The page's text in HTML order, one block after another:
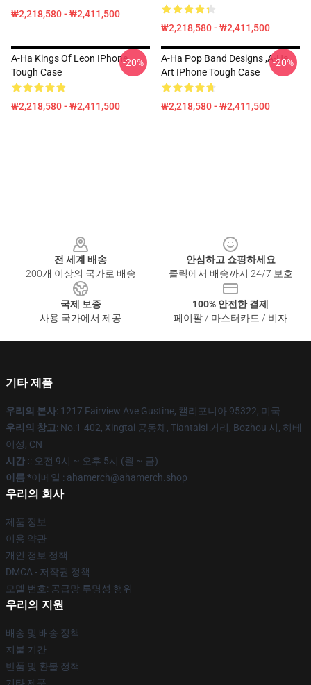
₩2,218,580 - ₩2,411,500
₩2,218,580 - ₩2,411,500
A-Ha Kings Of Leon IPhone
Tough Case
₩2,218,580 - ₩2,411,500
-20%
A-Ha Pop Band Designs ,A-Ha
Art IPhone Tough Case
₩2,218,580 - ₩2,411,500
-20%
전 세계 배송
200개 이상의 국가로 배송
안심하고 쇼핑하세요
클릭에서 배송까지 24/7 보호
국제 보증
사용 국가에서 제공
100% 안전한 결제
페이팔 / 마스터카드 / 비자
기타 제품
우리의 본사: 1217 Fairview Ave Gustine, 캘리포니아 95322, 미국
우리의 창고: No.1-402, Xingtai 공동체, Tiantaisi 거리, Bozhou 시, 허베
이성, CN
시간 :: 오전 9시 ~ 오후 5시 (월 ~ 금)
이름 *이메일 : ahamerch@ahamerch.shop
우리의 회사
제품 정보
이용 약관
개인 정보 정책
DMCA - 저작권 정책
모델 번호: 공급망 투명성 행위
우리의 지원
배송 및 배송 정책
지불 기간
반품 및 환불 정책